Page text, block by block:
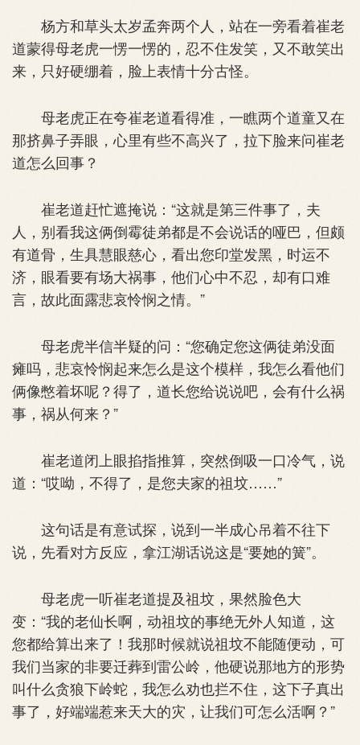
杨方和草头太岁孟奔两个人，站在一旁看着崔老
道蒙得母老虎一愣一愣的，忍不住发笑，又不敢笑出
来，只好硬绷着，脸上表情十分古怪。
母老虎正在夸崔老道看得准，一瞧两个道童又在
那挤鼻子弄眼，心里有些不高兴了，拉下脸来问崔老
道怎么回事？
崔老道赶忙遮掩说：“这就是第三件事了，夫
人，别看我这俩倒霉徒弟都是不会说话的哑巴，但颇
有道骨，生具慧眼慈心，看出您印堂发黑，时运不
济，眼看要有场大祸事，他们心中不忍，却有口难
言，故此面露悲哀怜悯之情。”
母老虎半信半疑的问：“您确定您这俩徒弟没面
瘫吗，悲哀怜悯起来怎么是这个模样，我怎么看他们
俩像憋着坏呢？得了，道长您给说说吧，会有什么祸
事，祸从何来？”
崔老道闭上眼掐指推算，突然倒吸一口冷气，说
道：“哎呦，不得了，是您夫家的祖坟……”
这句话是有意试探，说到一半成心吊着不往下
说，先看对方反应，拿江湖话说这是“要她的簧”。
母老虎一听崔老道提及祖坟，果然脸色大
变：“我的老仙长啊，动祖坟的事绝无外人知道，这
您都给算出来了！我那时候就说祖坟不能随便动，可
我们当家的非要迁葬到雷公岭，他硬说那地方的形势
叫什么贪狼下岭蛇，我怎么劝也拦不住，这下子真出
事了，好端端惹来天大的灾，让我们可怎么活啊？”